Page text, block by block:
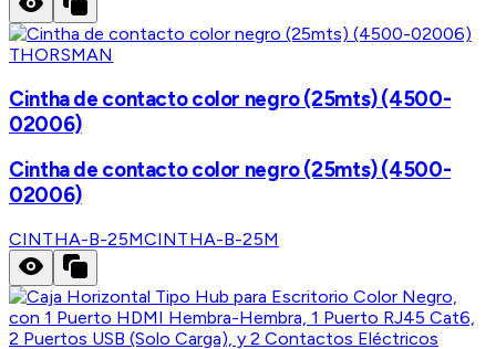
THORSMAN
Cintha de contacto color negro (25mts) (4500-
02006)
Cintha de contacto color negro (25mts) (4500-
02006)
CINTHA-B-25MCINTHA-B-25M